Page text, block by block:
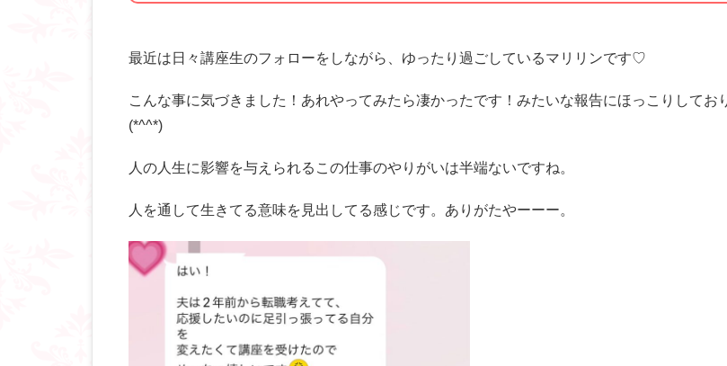
最近は日々講座生のフォローをしながら、ゆったり過ごしているマリリンです♡
こんな事に気づきました！あれやってみたら凄かったです！みたいな報告にほっこりしてお
(*^^*)
人の人生に影響を与えられるこの仕事のやりがいは半端ないですね。
人を通して生きてる意味を見出してる感じです。ありがたやーーー。